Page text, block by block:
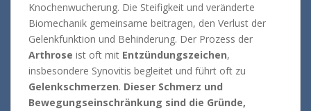
Knochenwucherung. Die Steifigkeit und veränderte
Biomechanik gemeinsame beitragen, den Verlust der
Gelenkfunktion und Behinderung. Der Prozess der
Arthrose ist oft mit Entzündungszeichen,
insbesondere Synovitis begleitet und führt oft zu
Gelenkschmerzen. Dieser Schmerz und
Bewegungseinschränkung sind die Gründe,